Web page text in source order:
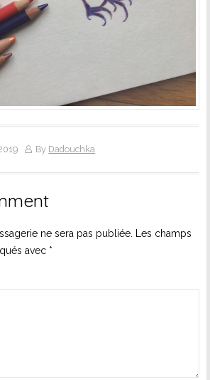
By Dadouchka
ne sera pas publiée.
Les champs
avec *